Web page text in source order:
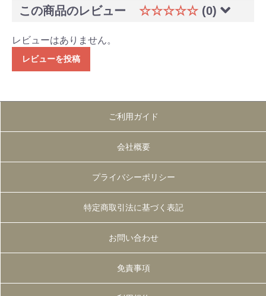
この商品のレビュー ☆☆☆☆☆ (0)
レビューはありません。
レビューを投稿
ご利用ガイド
会社概要
プライバシーポリシー
特定商取引法に基づく表記
お問い合わせ
免責事項